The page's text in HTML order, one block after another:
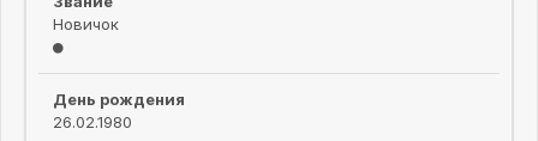
Новичок
День рождения
26.02.1980